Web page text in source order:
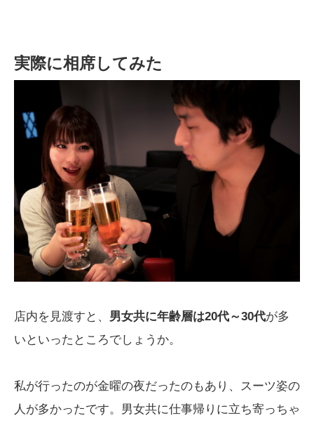
実際に相席してみた
店内を見渡すと、 男女共に年齢層は20代～30代が多
いといったところでしょうか。
私が行ったのが金曜の夜だったのもあり、スーツ姿の
人が多かったです。男女共に仕事帰りに立ち寄っちゃ